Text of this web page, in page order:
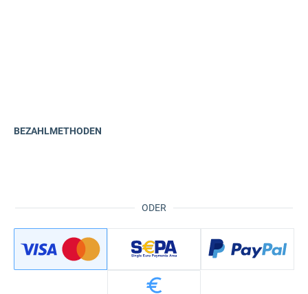
ODER
BEZAHLMETHODEN